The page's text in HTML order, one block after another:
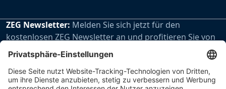
ZEG Newsletter: Melden Sie sich jetzt für den
kostenlosen ZEG Newsletter an und profitieren Sie von
den extra Vorteilen unseres regelmäßig erscheinenden
Newsletters.
Zur Newsletteranmeldung